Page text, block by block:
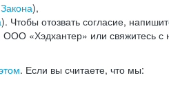
),
). Чтобы отозвать согласие,
«Хэдхантер» или свяжитесь с
. Если вы считаете, что мы: